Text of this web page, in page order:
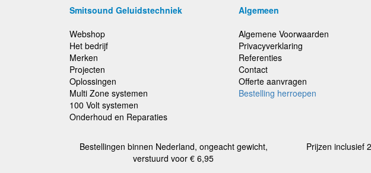
Smitsound Geluidstechniek
Webshop
Het bedrijf
Merken
Projecten
Oplossingen
Multi Zone systemen
100 Volt systemen
Onderhoud en Reparaties
Algemeen
Algemene Voorwaarden
Privacyverklaring
Referenties
Contact
Offerte aanvragen
Bestelling herroepen
Bestellingen binnen Nederland, ongeacht gewicht,
verstuurd voor € 6,95
Prijzen inclusief